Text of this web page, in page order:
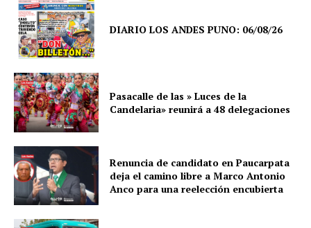
DIARIO LOS ANDES PUNO: 06/08/26
Pasacalle de las » Luces de la
Candelaria» reunirá a 48 delegaciones
Renuncia de candidato en Paucarpata
deja el camino libre a Marco Antonio
Anco para una reelección encubierta